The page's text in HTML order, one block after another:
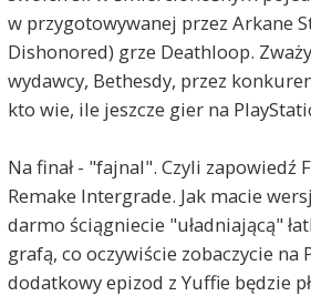
w przygotowywanej przez Arkane
Dishonored) grze Deathloop.
wydawcy, Bethesdy, przez
kto wie, ile jeszcze gier na
Na finał - "fajnal". Czyli zapowiedź
Remake Intergrade. Jak macie
darmo ściągniecie "uładniającą"
grafą, co oczywiście zobaczycie na
dodatkowy epizod z Yuffie będzie